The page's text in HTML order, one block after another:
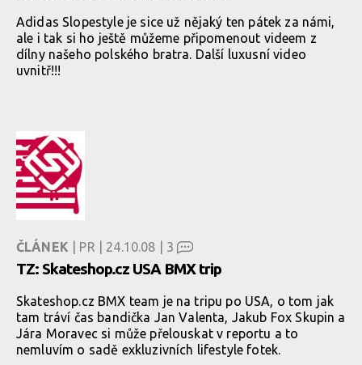
Adidas Slopestyle je sice už nějaký ten pátek za námi,
ale i tak si ho ještě můžeme připomenout videem z
dílny našeho polského bratra. Další luxusní video
uvnitř!!!
ČLÁNEK | PR | 24.10.08 | 3
TZ: Skateshop.cz USA BMX trip
Skateshop.cz BMX team je na tripu po USA, o tom jak
tam tráví čas bandička Jan Valenta, Jakub Fox Skupin a
Jára Moravec si může přelouskat v reportu a to
nemluvím o sadě exkluzivních lifestyle fotek.